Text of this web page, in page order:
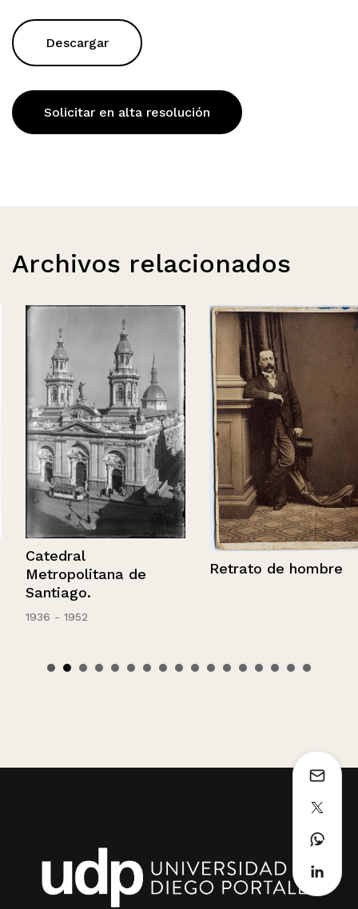
Descargar
Solicitar en alta resolución
Archivos relacionados
Catedral
Metropolitana de
Santiago.
1936 - 1952
Retrato de hombre